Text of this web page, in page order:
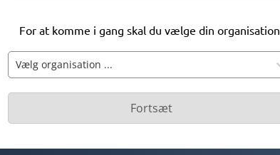
For at komme i gang skal du vælge din organisation.
Vælg organisation ...
Fortsæt